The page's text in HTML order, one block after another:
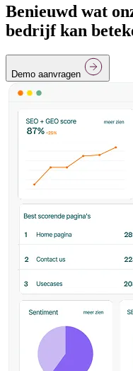
Benieuwd wat
bedrijf kan
Demo aanvragen